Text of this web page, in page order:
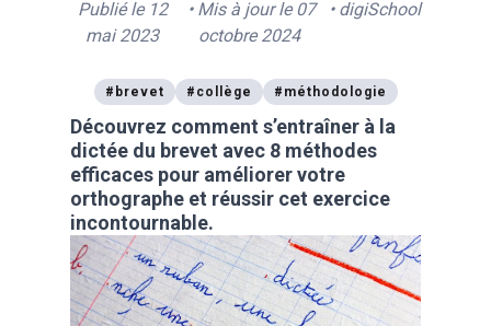
Publié le 12
mai 2023
• Mis à jour le 07
octobre 2024
• digiSchool
# brevet # collège # méthodologie
Découvrez comment s’entraîner à la
dictée du brevet avec 8 méthodes
efficaces pour améliorer votre
orthographe et réussir cet exercice
incontournable.